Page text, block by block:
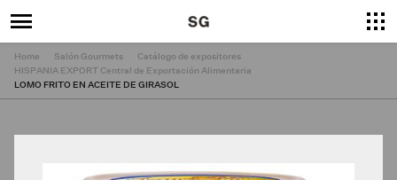
Home Salón Gourmets
Catálogo de expositores
HISPANIA EXPORT Central de Exportación Alimentaria
LOMO FRITO EN ACEITE DE GIRASOL